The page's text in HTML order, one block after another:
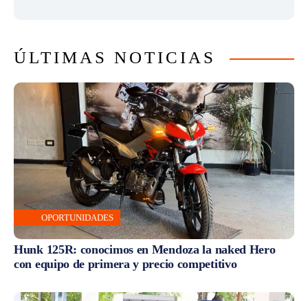
ÚLTIMAS NOTICIAS
OPORTUNIDADES
Hunk 125R: conocimos en Mendoza la naked Hero
con equipo de primera y precio competitivo